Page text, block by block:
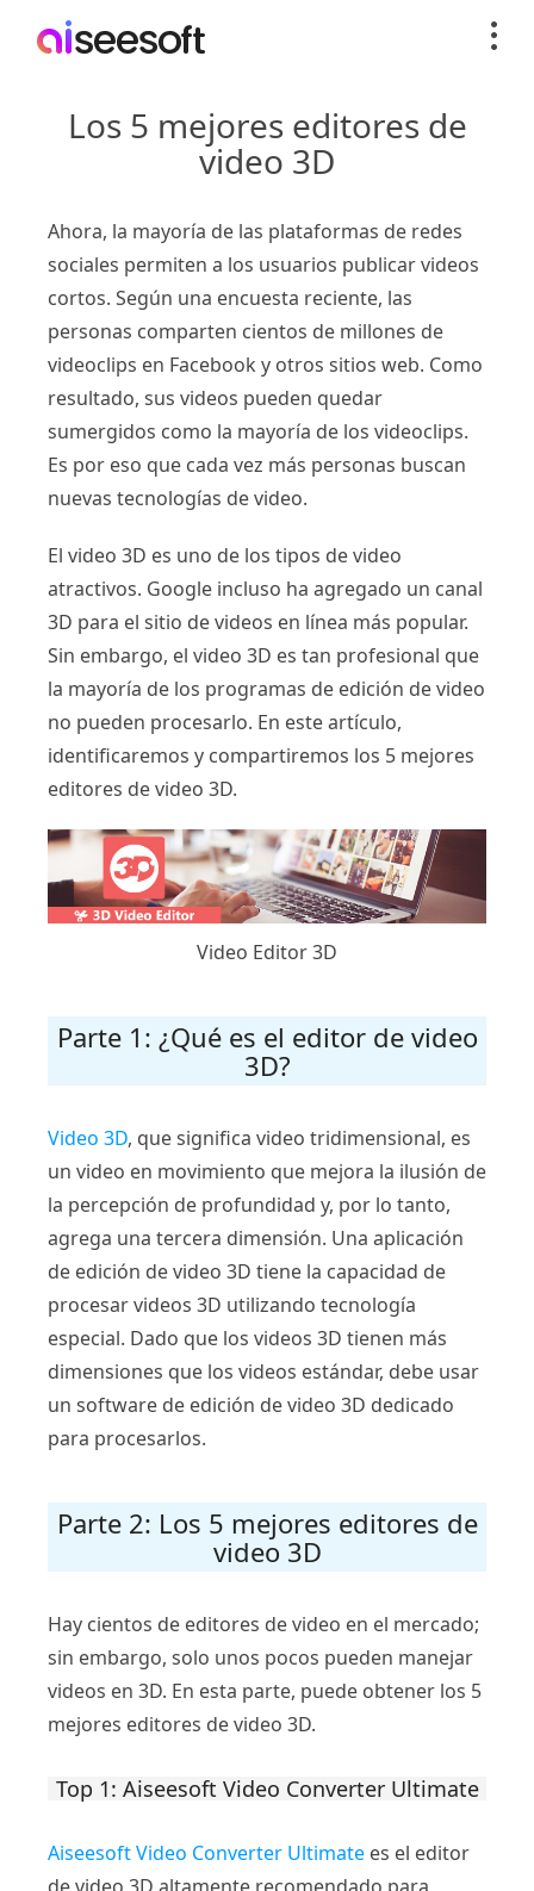
Los 5 mejores editores de
video 3D
Ahora, la mayoría de las plataformas de redes
sociales permiten a los usuarios publicar videos
cortos. Según una encuesta reciente, las
personas comparten cientos de millones de
videoclips en Facebook y otros sitios web. Como
resultado, sus videos pueden quedar
sumergidos como la mayoría de los videoclips.
Es por eso que cada vez más personas buscan
nuevas tecnologías de video.
El video 3D es uno de los tipos de video
atractivos. Google incluso ha agregado un canal
3D para el sitio de videos en línea más popular.
Sin embargo, el video 3D es tan profesional que
la mayoría de los programas de edición de video
no pueden procesarlo. En este artículo,
identificaremos y compartiremos los 5 mejores
editores de video 3D.
Video Editor 3D
Parte 1: ¿Qué es el editor de video
3D?
Video 3D, que significa video tridimensional, es
un video en movimiento que mejora la ilusión de
la percepción de profundidad y, por lo tanto,
agrega una tercera dimensión. Una aplicación
de edición de video 3D tiene la capacidad de
procesar videos 3D utilizando tecnología
especial. Dado que los videos 3D tienen más
dimensiones que los videos estándar, debe usar
un software de edición de video 3D dedicado
para procesarlos.
Parte 2: Los 5 mejores editores de
video 3D
Hay cientos de editores de video en el mercado;
sin embargo, solo unos pocos pueden manejar
videos en 3D. En esta parte, puede obtener los 5
mejores editores de video 3D.
Top 1: Aiseesoft Video Converter Ultimate
Aiseesoft Video Converter Ultimate es el editor